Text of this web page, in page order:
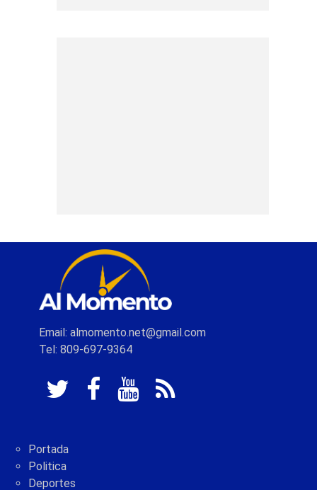
Email: almomento.net@gmail.com
Tel: 809-697-9364
Portada
Politica
Deportes